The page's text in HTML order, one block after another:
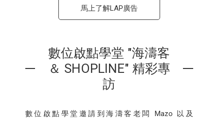
馬上了解LAP廣告
數位啟點學堂 "海濤客
＆ SHOPLINE" 精彩專
訪
數位啟點學堂邀請到海濤客老闆 Mazo 以及